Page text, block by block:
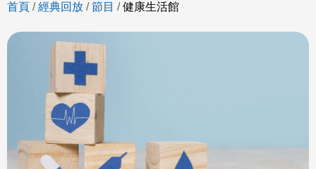
首頁 /經典回放 /節目 /健康生活館